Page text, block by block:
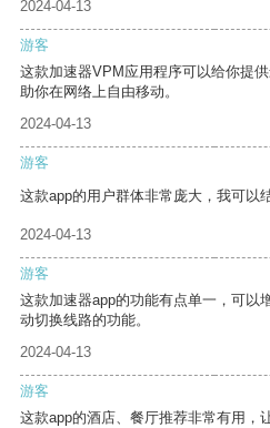
2024-04-13
游客
这款加速器VPM应用程序可以给你提
助你在网络上自由移动。
2024-04-13
游客
这款app的用户群体非常庞大，我可以
2024-04-13
游客
这款加速器app的功能有点单一，可以
动切换线路的功能。
2024-04-13
游客
这款app的酒店、餐厅推荐非常有用，